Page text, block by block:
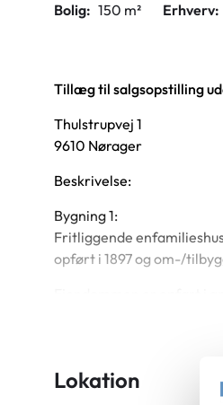
Bolig: 150 m² Erhverv:
Tillæg til salgsopstilling
Thulstrupvej 1
9610 Nørager
Beskrivelse:
Bygning 1:
Fritliggende
opført i 1897 og om-/
bebygget areal på 94 m²
varme i form af
at der i denne er en
Lokation